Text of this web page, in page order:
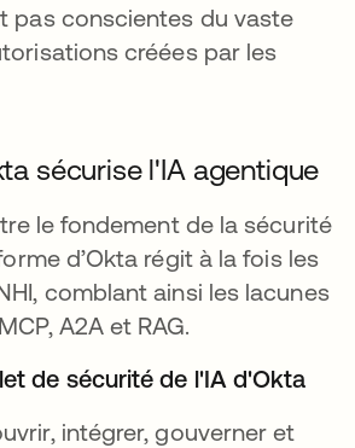
pas conscientes du vaste
créées par les
sécurise l'IA agentique
le fondement de la sécurité
d’Okta régit à la fois les
comblant ainsi les lacunes
A2A et RAG.
de sécurité de l'IA d'Okta
intégrer, gouverner et